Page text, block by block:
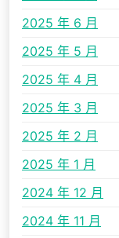
2025 年 6 月
2025 年 5 月
2025 年 4 月
2025 年 3 月
2025 年 2 月
2025 年 1 月
2024 年 12 月
2024 年 11 月